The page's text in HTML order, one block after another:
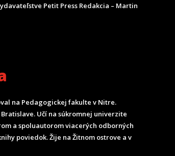
Petit Press Redakcia – Martin
na Pedagogickej fakulte v Nitre.
Učí na súkromnej univerzite
a spoluautorom viacerých odborných
poviedok. Žije na Žitnom ostrove a v